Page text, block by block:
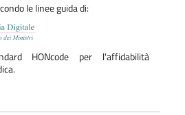
le linee guida di:
HONcode per l'affidabilità